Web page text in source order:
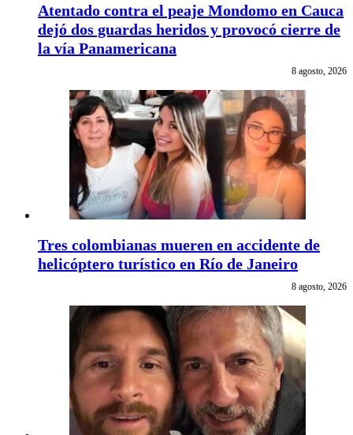
Atentado contra el peaje Mondomo en Cauca
dejó dos guardas heridos y provocó cierre de
la vía Panamericana
8 agosto, 2026
Tres colombianas mueren en accidente de
helicóptero turístico en Río de Janeiro
8 agosto, 2026